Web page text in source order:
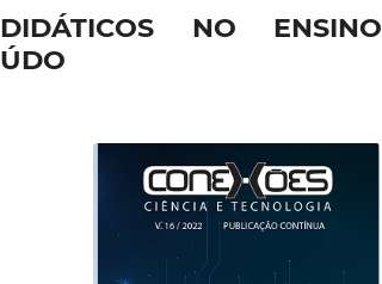
NO ENSINO